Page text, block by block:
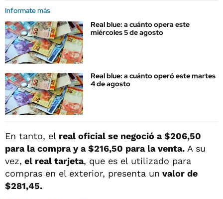
Informate más
Real blue: a cuánto opera este
miércoles 5 de agosto
Real blue: a cuánto operó este martes
4 de agosto
En tanto, el real oficial se negoció a $206,50
para la compra y a $216,50 para la venta. A su
vez, el real tarjeta, que es el utilizado para
compras en el exterior, presenta un valor de
$281,45.